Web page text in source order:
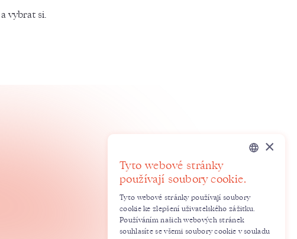
vybrat si.
×
Tyto webové stránky
používají soubory cookie.
Tyto webové stránky používají soubory
cookie ke zlepšení uživatelského zážitku.
Používáním našich webových stránek
souhlasíte se všemi soubory cookie v souladu